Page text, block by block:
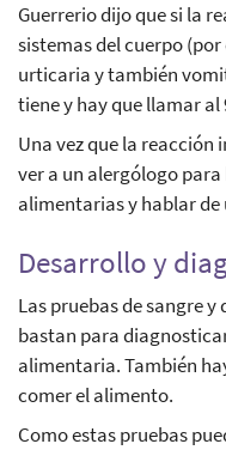
Guerrerio dijo que si la
sistemas del cuerpo
urticaria y también
tiene y hay que llamar al
Una vez que la
ver a un alergólogo
alimentarias y hablar de
Desarrollo y
Las pruebas de sangre
bastan para
alimentaria. También
comer el alimento.
Como estas pruebas